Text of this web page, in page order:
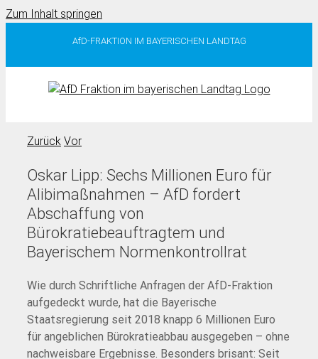
Zum Inhalt springen
AfD-FRAKTION IM BAYERISCHEN LANDTAG
Zurück Vor
Oskar Lipp: Sechs Millionen Euro für
Alibimaßnahmen – AfD fordert
Abschaffung von
Bürokratiebeauftragtem und
Bayerischem Normenkontrollrat
Wie durch Schriftliche Anfragen der AfD-Fraktion
aufgedeckt wurde, hat die Bayerische
Staatsregierung seit 2018 knapp 6 Millionen Euro
für angeblichen Bürokratieabbau ausgegeben – ohne
nachweisbare Ergebnisse. Besonders brisant: Seit